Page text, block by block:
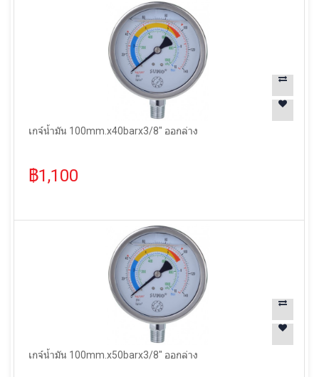
เกจ์น้ำมัน 100mm.x40barx3/8" ออกล่าง
฿1,100
เกจ์น้ำมัน 100mm.x50barx3/8" ออกล่าง